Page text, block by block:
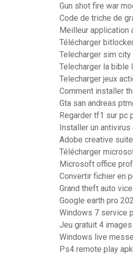
Gun shot fire war
Code de triche de
Meilleur application
Télécharger
Telecharger sim
Telecharger la bible
Telecharger jeux
Comment installer
Gta san andreas
Regarder tf1 sur pc
Installer un
Adobe creative
Télécharger
Microsoft office
Convertir fichier en
Grand theft auto
Google earth pro
Windows 7 service
Jeu gratuit 4
Windows live
Ps4 remote play